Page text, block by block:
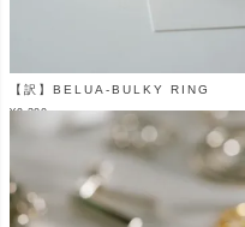
【訳】BELUA-BULKY RING
¥9,300